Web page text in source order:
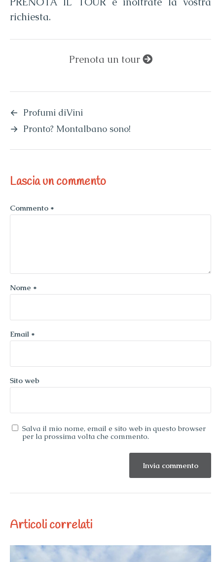
richiesta.
Prenota un tour
← Profumi diVini
→ Pronto? Montalbano sono!
Lascia un commento
Commento *
Nome *
Email *
Sito web
Salva il mio nome, email e sito web in questo browser
per la prossima volta che commento.
Articoli correlati